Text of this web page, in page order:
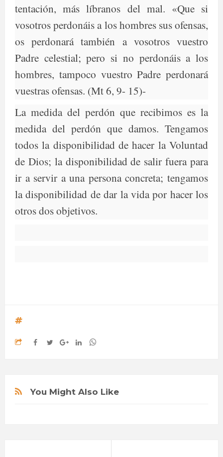
tentación, más líbranos del mal. «Que si
vosotros perdonáis a los hombres sus ofensas,
os perdonará también a vosotros vuestro
Padre celestial; pero si no perdonáis a los
hombres, tampoco vuestro Padre perdonará
vuestras ofensas. (Mt 6, 9- 15)-
La medida del perdón que recibimos es la
medida del perdón que damos. Tengamos
todos la disponibilidad de hacer la Voluntad
de Dios; la disponibilidad de salir fuera para
ir a servir a una persona concreta; tengamos
la disponibilidad de dar la vida por hacer los
otros dos objetivos.
You Might Also Like